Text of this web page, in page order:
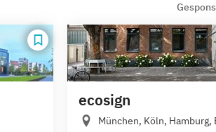
ecosign
München, Köln, Hamburg,